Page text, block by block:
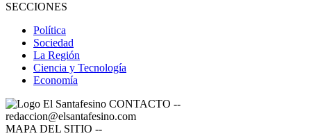
SECCIONES
Política
Sociedad
La Región
Ciencia y Tecnología
Economía
CONTACTO --
redaccion@elsantafesino.com
MAPA DEL SITIO --